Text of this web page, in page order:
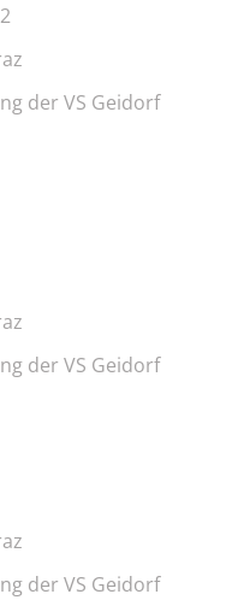
der VS Geidorf
der VS Geidorf
der VS Geidorf